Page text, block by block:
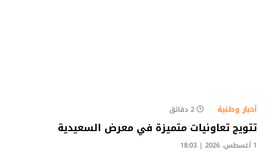
أخبار وطنية 2 دقائق
تتويج تعاونيات متميزة في معرض السعيدية
1 أغسطس، 2026 | 18:03